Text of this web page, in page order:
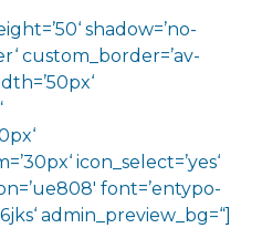
shadow=’no-
custom_border=’av-
icon_select=’yes‘
font=’entypo-
admin_preview_bg=“]